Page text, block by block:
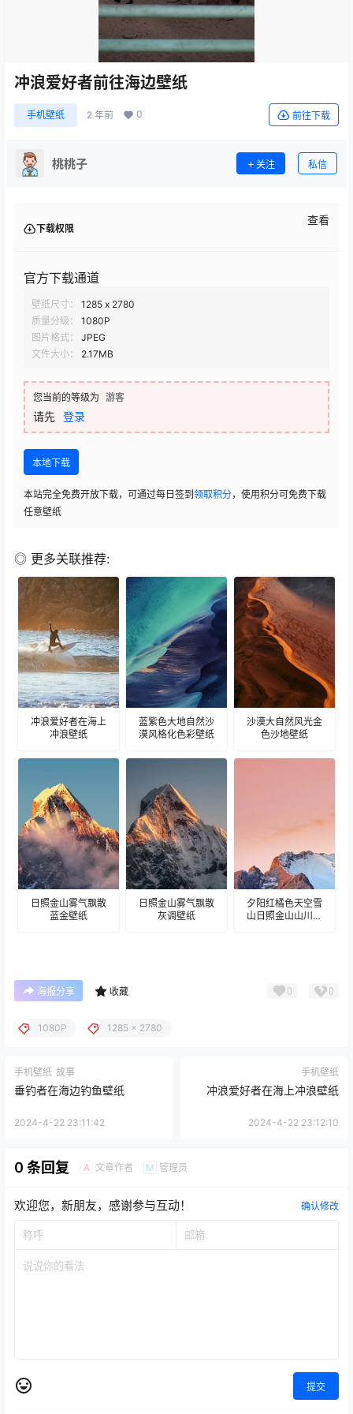
冲浪爱好者前往海边壁纸
手机壁纸 2 年前 0 前往下载
桃桃子 关注 私信
下载权限
查看
官方下载通道
壁纸尺寸：
1285 x 2780
质量分级：
1080P
图片格式：
JPEG
文件大小：
2.17MB
您当前的等级为 游客
请先 登录
本地下载
本站完全免费开放下载，可通过每日签到 领取积分，使用积分可免费下载
任意壁纸
◎ 更多关联推荐:
冲浪爱好者在海上
冲浪壁纸
蓝紫色大地自然沙
漠风格化色彩壁纸
沙漠大自然风光金
色沙地壁纸
日照金山雾气飘散
蓝金壁纸
日照金山雾气飘散
灰调壁纸
夕阳红橘色天空雪
山日照金山山川壁
海报分享 收藏 0 0
1080P 1285 x 2780
手机壁纸 故事
垂钓者在海边钓鱼壁纸
2024-4-22 23:11:42
手机壁纸
冲浪爱好者在海上冲浪壁纸
2024-4-22 23:12:10
0 条回复 A 文章作者 M 管理员
欢迎您，新朋友，感谢参与互动！ 确认修改
提交